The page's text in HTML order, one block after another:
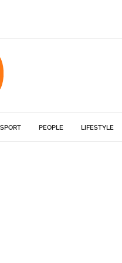
SPORT PEOPLE LIFESTYLE